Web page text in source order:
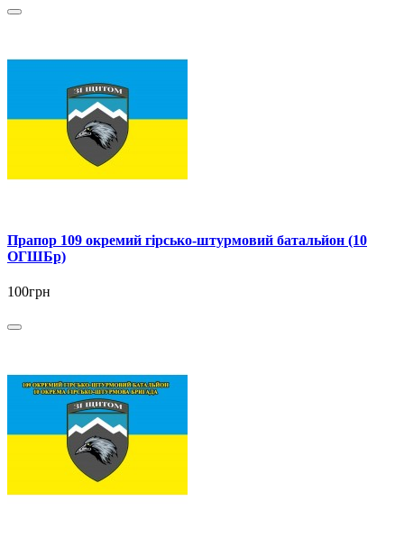
Прапор 109 окремий гірсько-штурмовий батальйон (10
ОГШБр)
100грн